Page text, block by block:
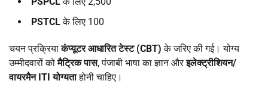
PSTCLके लिए 100
चयन प्रक्रियाकंप्यूटर आधारित टेस्ट (CBT) के जरिए की गई। योग्य
उम्मीदवारों कोमैट्रिक पास, पंजाबी भाषा का ज्ञान औरइलेक्ट्रीशियन/
वायरमैन ITIयोग्यताहोनी चाहिए।